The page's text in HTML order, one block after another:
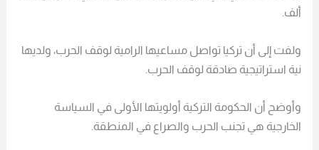
ألف.
ولفت إلى أن تركيا تواصل مساعيها الرامية لوقف الحرب، ولديها
نية استراتيجية صادقة لوقف الحرب.
وأوضح أن الحكومة التركية أولويتها الأولى في السياسة
الخارجية هي تجنب الحرب والصراع في المنطقة.